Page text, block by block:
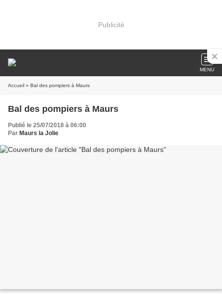
Publicité
MENU
Accueil » Bal des pompiers à Maurs
Bal des pompiers à Maurs
Publié le 25/07/2018 à 06:00
Par Maurs la Jolie